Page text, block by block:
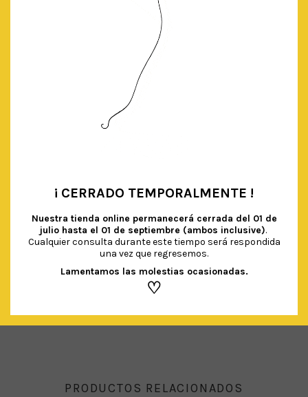
VASOS DONUTS
€3.00 IVA Incluido
AÑADIR AL CARRITO
PRODUCTOS RELACIONADOS
¡ CERRADO TEMPORALMENTE !
Nuestra tienda online permanecerá cerrada del 01 de
julio hasta el 01 de septiembre (ambos inclusive).
Cualquier consulta durante este tiempo será respondida
una vez que regresemos.
Lamentamos las molestias ocasionadas.
♡